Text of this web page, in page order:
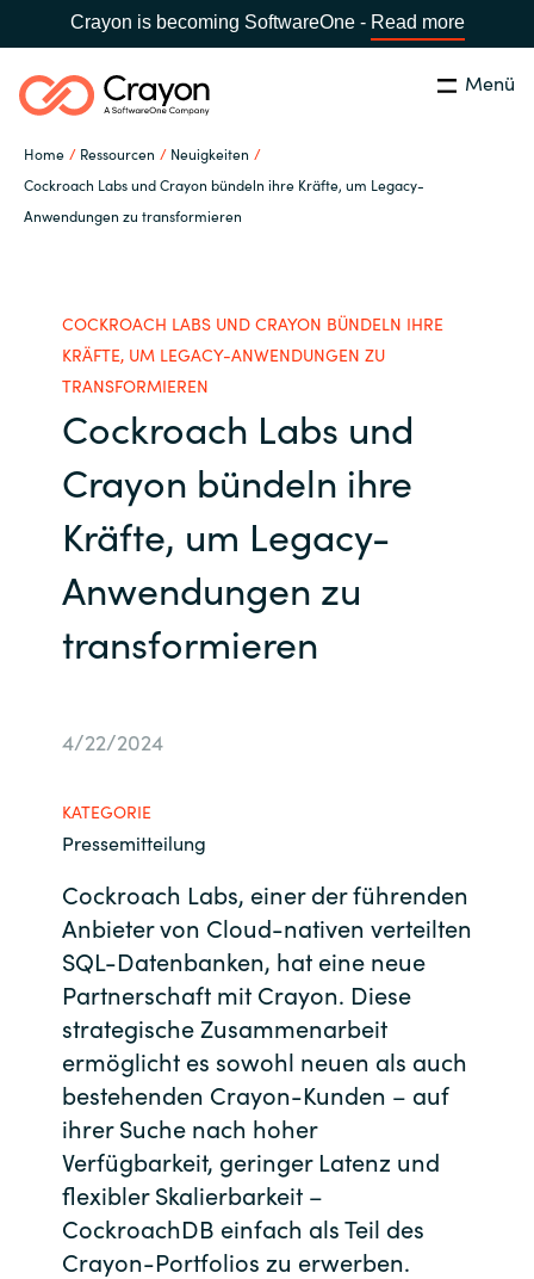
Crayon is becoming SoftwareOne - Read more
Menü
Home Ressourcen
Neuigkeiten
Cockroach Labs und Crayon bündeln ihre Kräfte, um Legacy-
Anwendungen zu transformieren
Global site
Australia
Bulgaria
Czechia
Germany
Hungary
Iceland
India
Indonesia
Kingdom of Saudi Arabia
Suchen Schließen
Unsere Expertise
Ressourcen
IT Campus - Customer Trainings
Über uns
Kontakt
Channel Partner
COCKROACH LABS UND CRAYON BÜNDELN IHRE
KRÄFTE, UM LEGACY-ANWENDUNGEN ZU
TRANSFORMIEREN
Cockroach Labs und
Crayon bündeln ihre
Kräfte, um Legacy-
Anwendungen zu
transformieren
4/22/2024
KATEGORIE
Pressemitteilung
Cockroach Labs, einer der führenden
Anbieter von Cloud-nativen verteilten
SQL-Datenbanken, hat eine neue
Partnerschaft mit Crayon. Diese
strategische Zusammenarbeit
ermöglicht es sowohl neuen als auch
bestehenden Crayon-Kunden – auf
ihrer Suche nach hoher
Verfügbarkeit, geringer Latenz und
flexibler Skalierbarkeit –
CockroachDB einfach als Teil des
Crayon-Portfolios zu erwerben.